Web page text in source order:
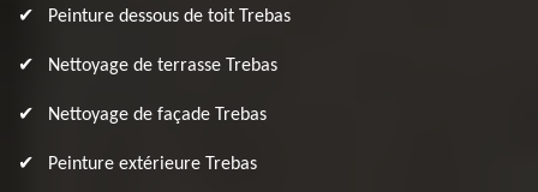
Peinture dessous de toit Trebas
Nettoyage de terrasse Trebas
Nettoyage de façade Trebas
Peinture extérieure Trebas